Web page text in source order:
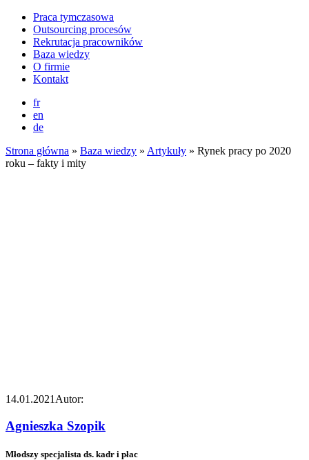
Praca tymczasowa
Outsourcing procesów
Rekrutacja pracowników
Baza wiedzy
O firmie
Kontakt
fr
en
de
Strona główna » Baza wiedzy » Artykuły » Rynek pracy po 2020
roku – fakty i mity
14.01.2021 Autor:
Agnieszka Szopik
Młodszy specjalista ds. kadr i płac